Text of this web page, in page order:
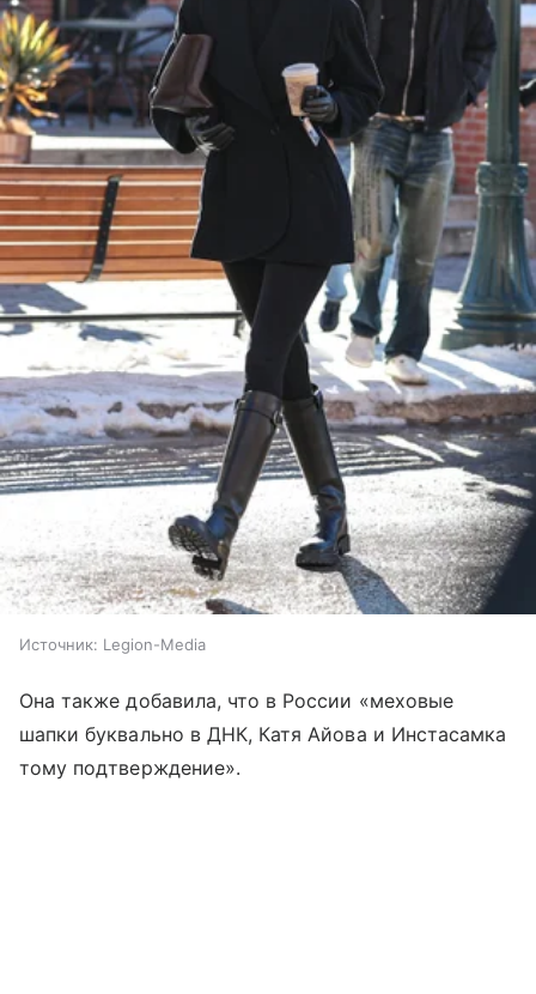
Источник: Legion-Media
Она также добавила, что в России «меховые
шапки буквально в ДНК, Катя Айова и Инстасамка
тому подтверждение».